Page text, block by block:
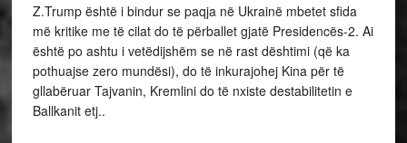
Z.Trump është i bindur se paqja në Ukrainë mbetet sfida
më kritike me të cilat do të përballet gjatë Presidencës-2. Ai
është po ashtu i vetëdijshëm se në rast dështimi (që ka
pothuajse zero mundësi), do të inkurajohej Kina për të
gllabëruar Tajvanin, Kremlini do të nxiste destabilitetin e
Ballkanit etj..